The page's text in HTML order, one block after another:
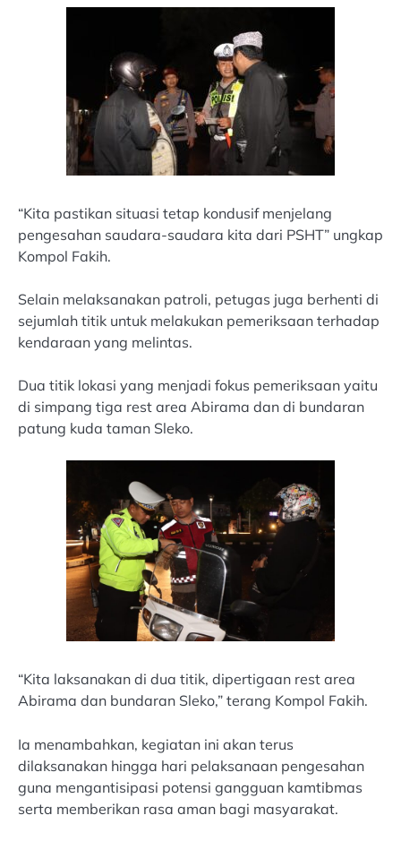
“Kita pastikan situasi tetap kondusif menjelang
pengesahan saudara-saudara kita dari PSHT” ungkap
Kompol Fakih.
Selain melaksanakan patroli, petugas juga berhenti di
sejumlah titik untuk melakukan pemeriksaan terhadap
kendaraan yang melintas.
Dua titik lokasi yang menjadi fokus pemeriksaan yaitu
di simpang tiga rest area Abirama dan di bundaran
patung kuda taman Sleko.
“Kita laksanakan di dua titik, dipertigaan rest area
Abirama dan bundaran Sleko,” terang Kompol Fakih.
Ia menambahkan, kegiatan ini akan terus
dilaksanakan hingga hari pelaksanaan pengesahan
guna mengantisipasi potensi gangguan kamtibmas
serta memberikan rasa aman bagi masyarakat.